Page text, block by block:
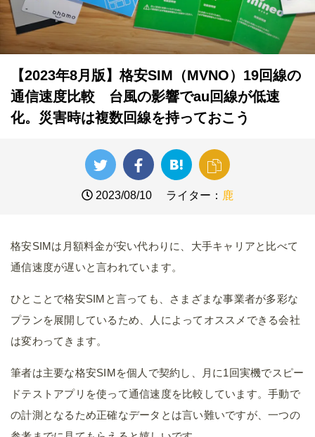
【2023年8月版】格安SIM（MVNO）19回線の
通信速度比較 台風の影響でau回線が低速
化。災害時は複数回線を持っておこう
2023/08/10 ライター： 鹿
格安SIMは月額料金が安い代わりに、大手キャリアと比べて
通信速度が遅いと言われています。
ひとことで格安SIMと言っても、さまざまな事業者が多彩な
プランを展開しているため、人によってオススメできる会社
は変わってきます。
筆者は主要な格安SIMを個人で契約し、月に1回実機でスピー
ドテストアプリを使って通信速度を比較しています。手動で
の計測となるため正確なデータとは言い難いですが、一つの